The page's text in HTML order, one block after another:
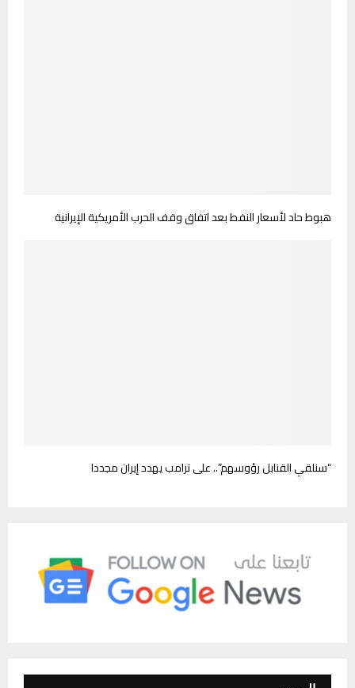
هبوط حاد لأسعار النفط بعد اتفاق وقف الحرب الأمريكية الإيرانية
“سنلقي القنابل رؤوسهم”.. على ترامب يهدد إيران مجددا